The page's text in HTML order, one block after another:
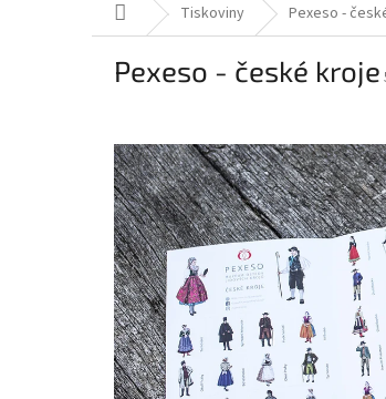
Domů Tiskoviny Pexeso -
Pexeso - české kroje